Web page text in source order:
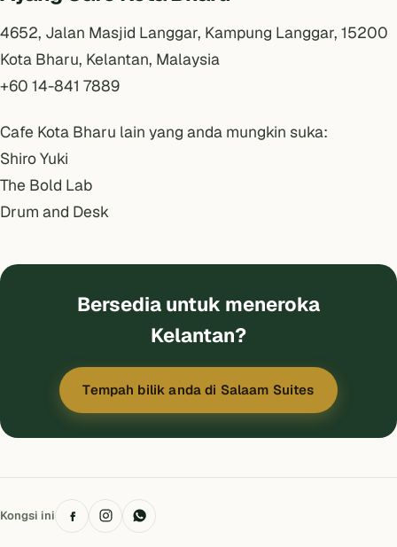
4652, Jalan Masjid Langgar, Kampung Langgar, 15200
Kota Bharu, Kelantan, Malaysia
+60 14-841 7889
Cafe Kota Bharu lain yang anda mungkin suka:
Shiro Yuki
The Bold Lab
Drum and Desk
Bersedia untuk meneroka
Kelantan?
Tempah bilik anda di Salaam Suites
Kongsi ini